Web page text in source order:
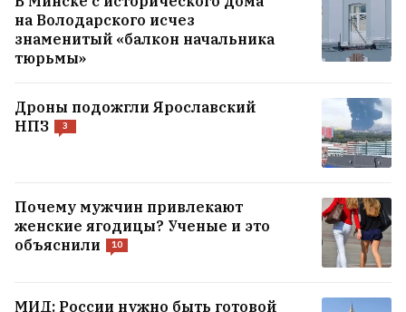
на Володaрского исчез
знаменитый «балкон начальника
тюрьмы»
Дроны подожгли Ярославский
НПЗ
3
Почему мужчин привлекают
женские ягодицы? Ученые и это
объяснили
10
МИД: России нужно быть готовой